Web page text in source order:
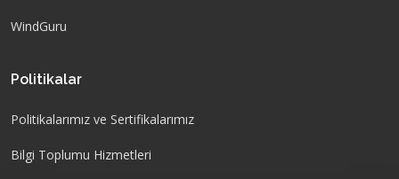
WindGuru
Politikalar
Politikalarımız ve Sertifikalarımız
Bilgi Toplumu Hizmetleri